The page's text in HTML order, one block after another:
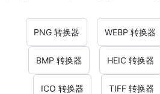
PNG 转换器 WEBP 转换器
BMP 转换器 HEIC 转换器
ICO 转换器 TIFF 转换器